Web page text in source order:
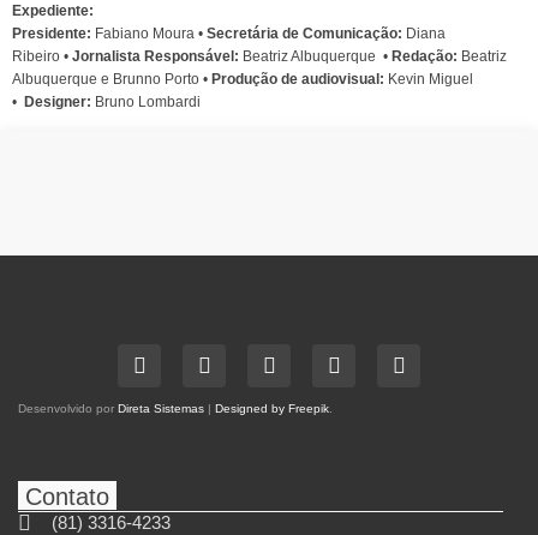
Expediente:
Presidente: Fabiano Moura • Secretária de Comunicação: Diana
Ribeiro • Jornalista Responsável: Beatriz Albuquerque • Redação: Beatriz
Albuquerque e Brunno Porto • Produção de audiovisual: Kevin Miguel
• Designer: Bruno Lombardi
Desenvolvido por Direta Sistemas | Designed by Freepik
Contato
(81) 3316-4233